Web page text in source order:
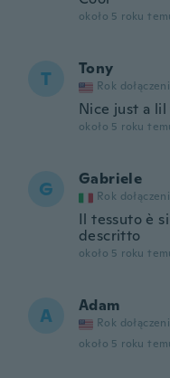
około 5 roku
T Tony
Rok
Nice just a
około 5 roku
G Gabriele
Rok
Il tessuto è
descritto
około 5 roku
A Adam
Rok
około 5 roku